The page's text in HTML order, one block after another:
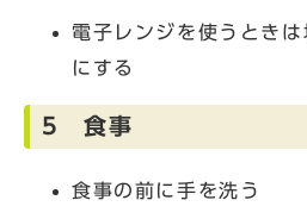
電子レンジを使うとき
にする
5 食事
食事の前に手を洗う